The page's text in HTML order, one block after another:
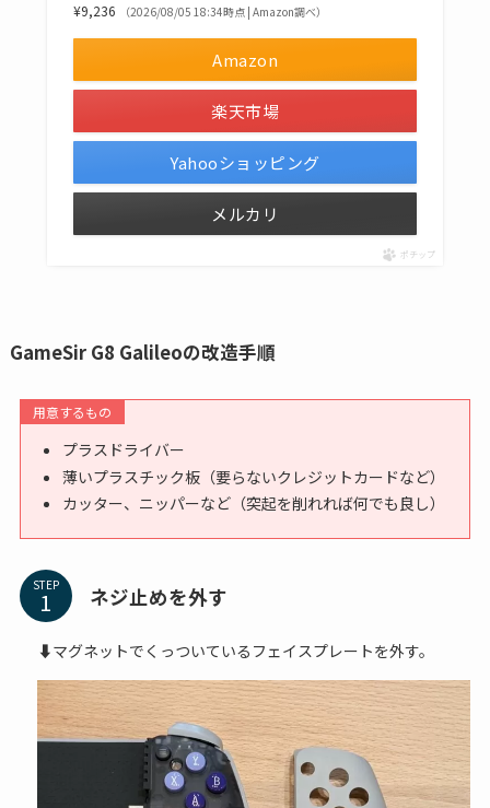
¥9,236
（2026/08/05 18:34時点 | Amazon調べ）
Amazon
楽天市場
Yahooショッピング
メルカリ
ポチップ
GameSir G8 Galileoの改造手順
用意するもの
プラスドライバー
薄いプラスチック板（要らないクレジットカードなど）
カッター、ニッパーなど（突起を削れれば何でも良し）
STEP ネジ止めを外す
⬇マグネットでくっついているフェイスプレートを外す。